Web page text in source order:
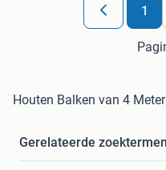
1
Houten Balken van 4
Gerelateerde zoektermen